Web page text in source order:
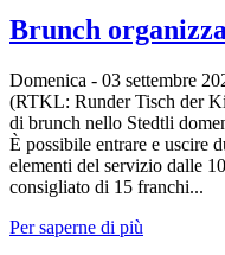
Brunch
Domenica - 03 settembre
(RTKL: Runder Tisch der
di brunch nello Stedtli
È possibile entrare e uscire
elementi del servizio dalle
consigliato di 15 franchi...
Per saperne di più